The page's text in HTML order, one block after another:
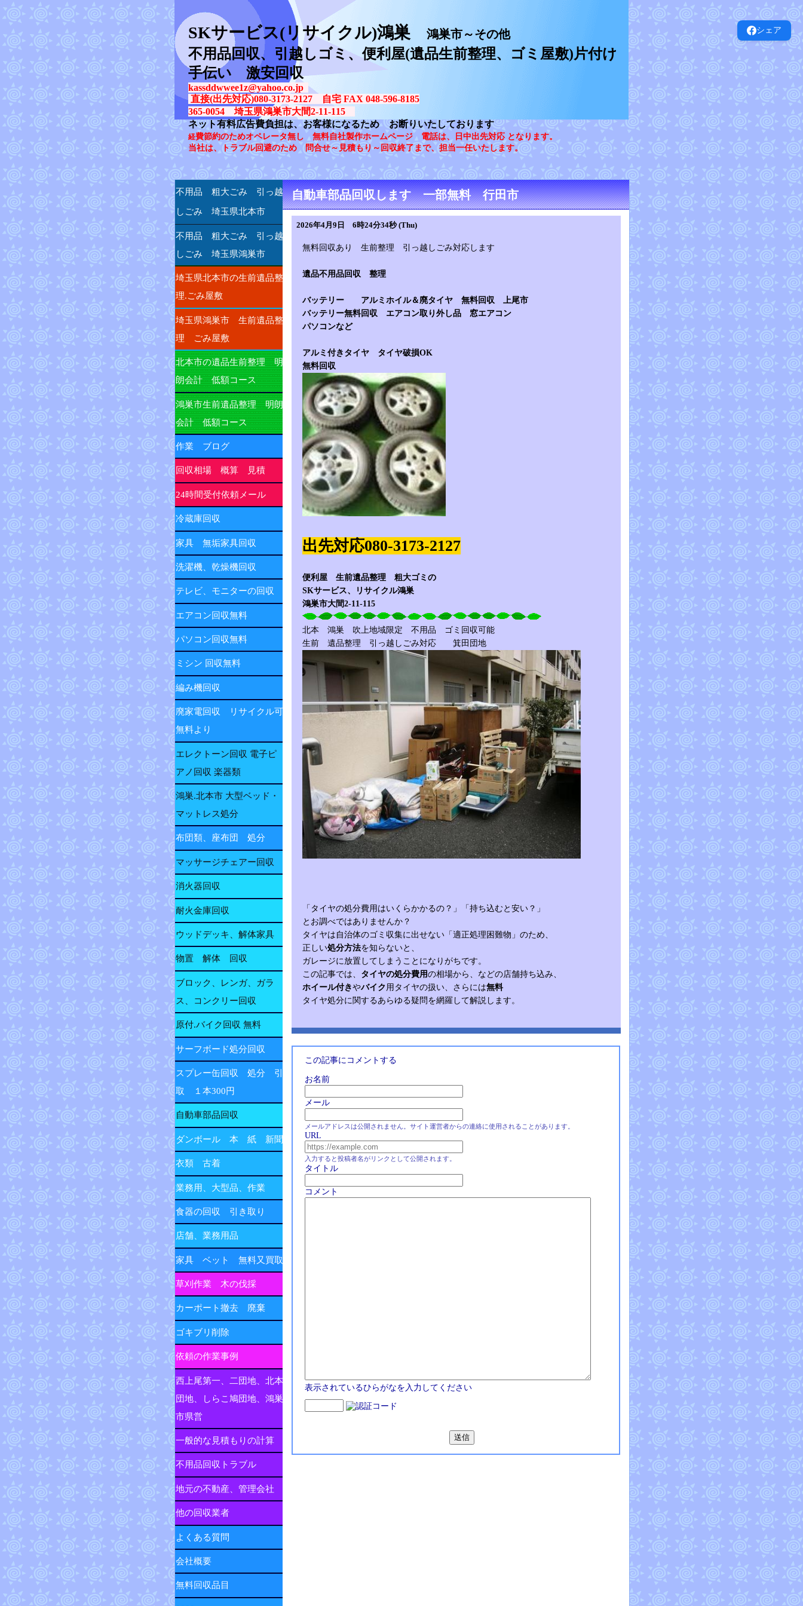
シェア
SKサービス(リサイクル)鴻巣 鴻巣市～その他
不用品回収、引越しゴミ、便利屋(遺品生前整理、ゴミ屋敷)片付け
手伝い 激安回収
kassddwwee1z@yahoo.co.jp
直接(出先対応)080-3173-2127 自宅 FAX 048-596-8185
365-0054 埼玉県鴻巣市大間2-11-115
ネット有料広告費負担は、お客様になるため お断りいたしております
経費節約のためオペレータ無し 無料自社製作ホームページ 電話は、日中出先対応 となります。
当社は、トラブル回避のため 問合せ～見積もり～回収終了まで、担当一任いたします。
自動車部品回収します 一部無料 行田市
2026年4月9日 6時24分34秒 (Thu)
無料回収あり 生前整理 引っ越しごみ対応します
遺品不用品回収 整理
バッテリー アルミホイル＆廃タイヤ 無料回収 上尾市
バッテリー無料回収 エアコン取り外し品 窓エアコン
パソコンなど
アルミ付きタイヤ タイヤ破損OK
無料回収
出先対応080-3173-2127
便利屋 生前遺品整理 粗大ゴミの
SKサービス、リサイクル鴻巣
鴻巣市大間2-11-115
北本 鴻巣 吹上地域限定 不用品 ゴミ回収可能
生前 遺品整理 引っ越しごみ対応 箕田団地
「タイヤの処分費用はいくらかかるの？」「持ち込むと安い？」
とお調べではありませんか？
タイヤは自治体のゴミ収集に出せない「適正処理困難物」のため、
正しい処分方法を知らないと、
ガレージに放置してしまうことになりがちです。
この記事では、 タイヤの処分費用の相場から、などの店舗持ち込み、
ホイール付きやバイク 用タイヤの扱い、さらには無料
タイヤ処分に関するあらゆる疑問を網羅して解説します。
この記事にコメントする
お名前
メール
メールアドレスは公開されません。サイト運営者からの連絡に使用されることがあります。
URL
入力すると投稿者名がリンクとして公開されます。
タイトル
コメント
表示されているひらがなを入力してください
不用品 粗大ごみ 引っ越
しごみ 埼玉県北本市
不用品 粗大ごみ 引っ越
しごみ 埼玉県鴻巣市
埼玉県北本市の生前遺品整
理.ごみ屋敷
埼玉県鴻巣市 生前遺品整
理 ごみ屋敷
北本市の遺品生前整理 明
朗会計 低額コース
鴻巣市生前遺品整理 明朗
会計 低額コース
作業 ブログ
回収相場 概算 見積
24時間受付依頼メール
冷蔵庫回収
家具 無垢家具回収
洗濯機、乾燥機回収
テレビ、モニターの回収
エアコン回収無料
パソコン回収無料
ミシン 回収無料
編み機回収
廃家電回収 リサイクル可
無料より
エレクトーン回収 電子ピ
アノ回収 楽器類
鴻巣.北本市 大型ベッド・
マットレス処分
布団類、座布団 処分
マッサージチェアー回収
消火器回収
耐火金庫回収
ウッドデッキ、解体家具
物置 解体 回収
ブロック、レンガ、ガラ
ス、コンクリー回収
原付.バイク回収 無料
サーフボード処分回収
スプレー缶回収 処分 引
取 １本300円
自動車部品回収
ダンボール 本 紙 新聞
衣類 古着
業務用、大型品、作業
食器の回収 引き取り
店舗、業務用品
家具 ベット 無料又買取
草刈作業 木の伐採
カーポート撤去 廃棄
ゴキブリ削除
依頼の作業事例
西上尾第一、二団地、北本
団地、しらこ鳩団地、鴻巣
市県営
一般的な見積もりの計算
不用品回収トラブル
地元の不動産、管理会社
他の回収業者
よくある質問
会社概要
無料回収品目